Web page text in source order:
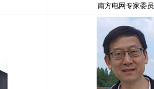
南方电网专家委员